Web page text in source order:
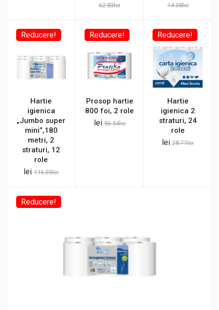
62.83lei 14.38lei
Reducere!
Hartie
igienica
„Jumbo super
mini”,180
metri, 2
straturi, 12
role
lei 116.03lei
Reducere!
Prosop hartie
800 foi, 2 role
lei 56.54lei
Reducere!
Hartie
igienica 2
straturi, 24
role
lei 28.71lei
Reducere!